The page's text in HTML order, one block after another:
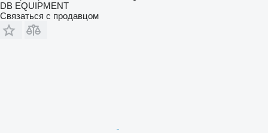
DB EQUIPMENT
Связаться с продавцом